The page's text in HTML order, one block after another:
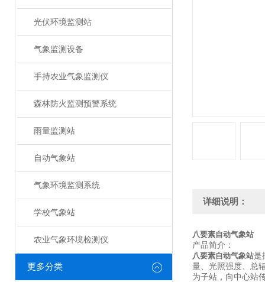
光伏环境监测站
气象监测设备
手持农业气象监测仪
森林防火监测预警系统
雨量监测站
自动气象站
气象环境监测系统
学校气象站
农业气象环境检测仪
更多分类
详细说明：
八要素自动气象站
产品简介：
八要素自动气象站是
量、光照强度、总
为子站，向中心站